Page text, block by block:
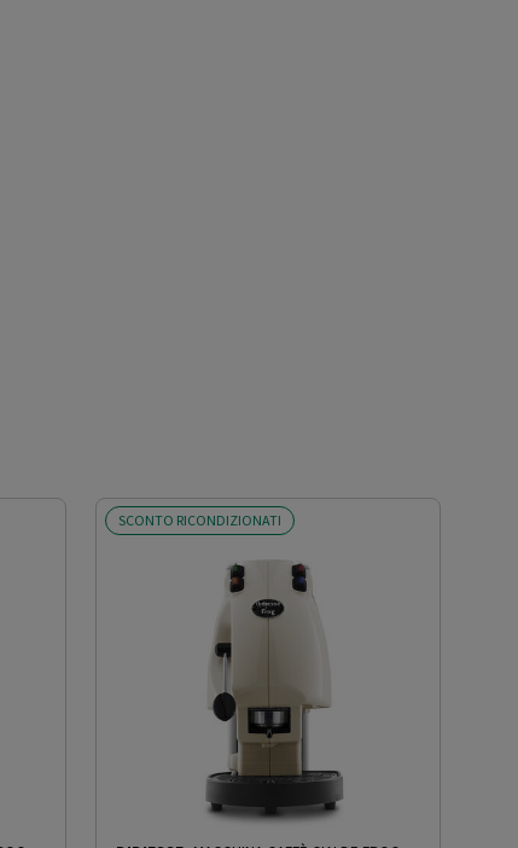
SCONTO RICONDIZIONATI